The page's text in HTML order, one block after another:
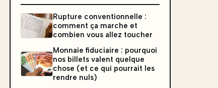
Rupture conventionnelle :
comment ça marche et
combien vous allez toucher
Monnaie fiduciaire : pourquoi
nos billets valent quelque
chose (et ce qui pourrait les
rendre nuls)